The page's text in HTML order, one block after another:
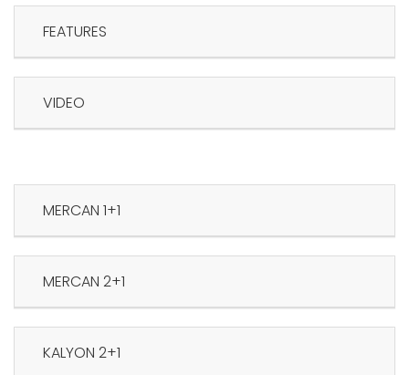
FEATURES
VIDEO
1+1 MERCAN
2+1 MERCAN
2+1 KALYON